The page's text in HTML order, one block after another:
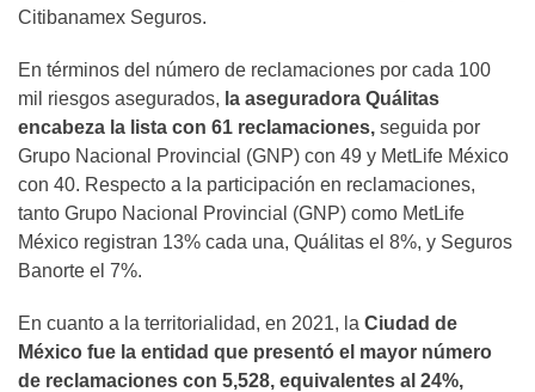
Citibanamex Seguros.
En términos del número de reclamaciones por cada 100
mil riesgos asegurados, la aseguradora Quálitas
encabeza la lista con 61 reclamaciones, seguida por
Grupo Nacional Provincial (GNP) con 49 y MetLife México
con 40. Respecto a la participación en reclamaciones,
tanto Grupo Nacional Provincial (GNP) como MetLife
México registran 13% cada una, Quálitas el 8%, y Seguros
Banorte el 7%.
En cuanto a la territorialidad, en 2021, la Ciudad de
México fue la entidad que presentó el mayor número
de reclamaciones con 5,528, equivalentes al 24%,